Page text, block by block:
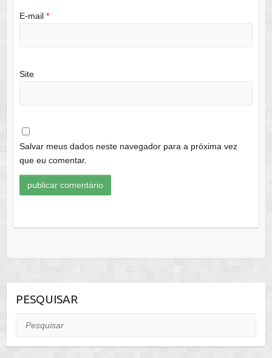
E-mail *
Site
Salvar meus dados neste navegador para a próxima vez
que eu comentar.
PESQUISAR
Pesquisar